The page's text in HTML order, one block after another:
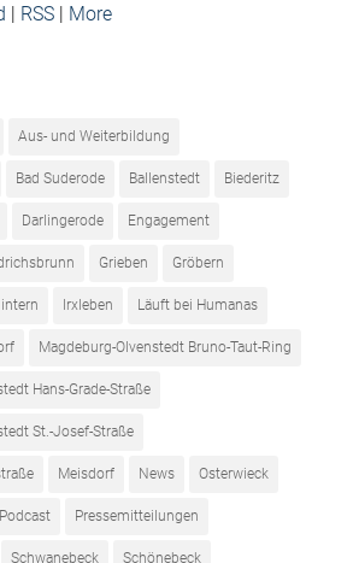
| RSS| More
Aus- und Weiterbildung
Bad Suderode Ballenstedt Biederitz
Darlingerode Engagement
Grieben Gröbern
intern Irxleben Läuft bei Humanas
Magdeburg-Olvenstedt Bruno-Taut-Ring
Hans-Grade-Straße
St.-Josef-Straße
Meisdorf News Osterwieck
Podcast Pressemitteilungen
Schwanebeck Schönebeck